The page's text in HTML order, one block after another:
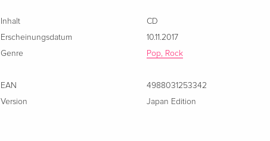
Japan Edition, Limited Edition, CD + DVD
Inhalt
CD
Erscheinungsdatum
10.11.2017
Genre
Pop, Rock
EAN
4988031253342
Version
Japan Edition